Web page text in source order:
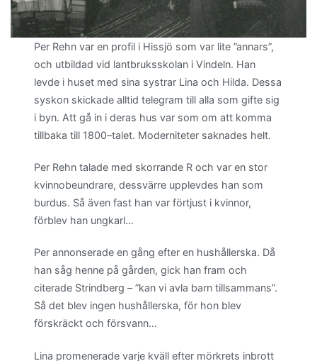
Per Rehn var en profil i Hissjö som var lite ”annars”,
och utbildad vid lantbruksskolan i Vindeln. Han
levde i huset med sina systrar Lina och Hilda. Dessa
syskon skickade alltid telegram till alla som gifte sig
i byn. Att gå in i deras hus var som om att komma
tillbaka till 1800–talet. Moderniteter saknades helt.
Per Rehn talade med skorrande R och var en stor
kvinnobeundrare, dessvärre upplevdes han som
burdus. Så även fast han var förtjust i kvinnor,
förblev han ungkarl…
Per annonserade en gång efter en hushållerska. Då
han såg henne på gården, gick han fram och
citerade Strindberg – ”kan vi avla barn tillsammans”.
Så det blev ingen hushållerska, för hon blev
förskräckt och försvann…
Lina promenerade varje kväll efter mörkrets inbrott